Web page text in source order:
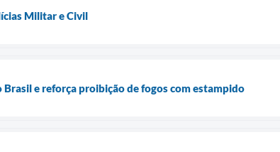
Militar e Civil
e reforça proibição de fogos com estampido